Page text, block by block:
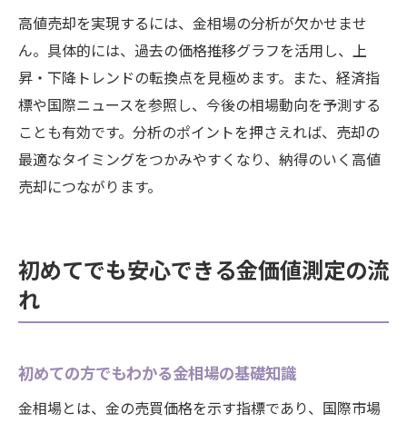
高値売却を実現するには、金相場の分析が欠かせませ
ん。具体的には、過去の価格推移グラフを活用し、上
昇・下降トレンドの転換点を見極めます。また、経済指
標や国際ニュースを参照し、今後の相場動向を予測する
ことも有効です。分析のポイントを押さえれば、売却の
最適なタイミングをつかみやすくなり、納得のいく高値
売却につながります。
初めてでも安心できる金価値測定の流
れ
初めての方でもわかる金相場の基礎知識
金相場とは、金の売買価格を示す指標であり、国際市場